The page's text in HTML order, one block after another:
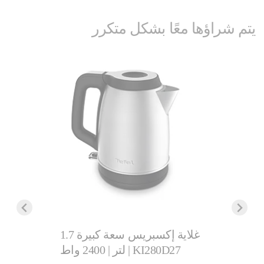
يتم شراؤها معًا بشكل متكرر
غلاية إكسبريس سعة كبيرة 1.7
لتر | 2400 واط | KI280D27